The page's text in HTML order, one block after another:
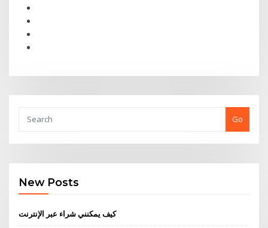
Go
New Posts
كيف يمكنني شراء عبر الإنترنت